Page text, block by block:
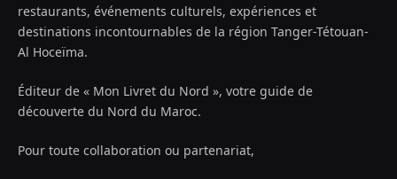
restaurants, événements culturels, expériences et
destinations incontournables de la région Tanger-Tétouan-
Al Hoceïma.
Éditeur de « Mon Livret du Nord », votre guide de
découverte du Nord du Maroc.
Pour toute collaboration ou partenariat,